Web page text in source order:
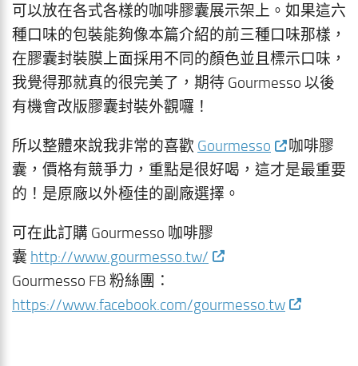
可以放在各式各樣的咖啡膠囊展示架上。如果這六
種口味的包裝能夠像本篇介紹的前三種口味那樣，
在膠囊封裝膜上面採用不同的顏色並且標示口味，
我覺得那就真的很完美了，期待 Gourmesso 以後
有機會改版膠囊封裝外觀囉！
所以整體來說我非常的喜歡 Gourmesso
咖啡膠
囊，價格有競爭力，重點是很好喝，這才是最重要
的！是原廠以外極佳的副廠選擇。
可在此訂購 Gourmesso 咖啡膠
囊 http://www.gourmesso.tw/
Gourmesso FB 粉絲團：
https://www.facebook.com/gourmesso.tw